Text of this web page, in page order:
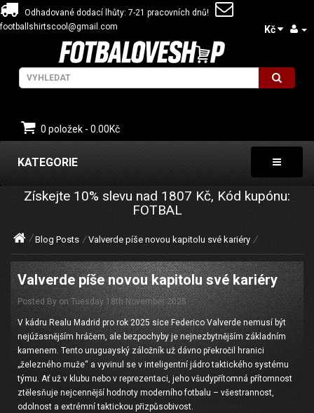
Odhadované dodací lhůty: 7-21 pracovních dnů!
footballshirtscool@gmail.com
Kč
0 položek - 0.00Kč
KATEGORIE
Získejte 10% slevu nad 1807 Kč, Kód kupónu:
FOTBAL
Blog Posts Valverde píše novou kapitolu své kariéry
Valverde píše novou kapitolu své kariéry
Posted By on Tuesday 18th November 2025
V kádru Realu Madrid pro rok 2025 sice Federico Valverde nemusí být
nejúžasnějším hráčem, ale bezpochyby je nejnezbytnějším základním
kamenem. Tento uruguayský záložník už dávno překročil hranici
„železného muže“ a vyvinul se v inteligentní jádro taktického systému
týmu. Ať už v klubu nebo v reprezentaci, jeho všudypřítomná přítomnost
ztělesňuje nejcennější hodnoty moderního fotbalu – všestrannost,
odolnost a extrémní taktickou přizpůsobivost.